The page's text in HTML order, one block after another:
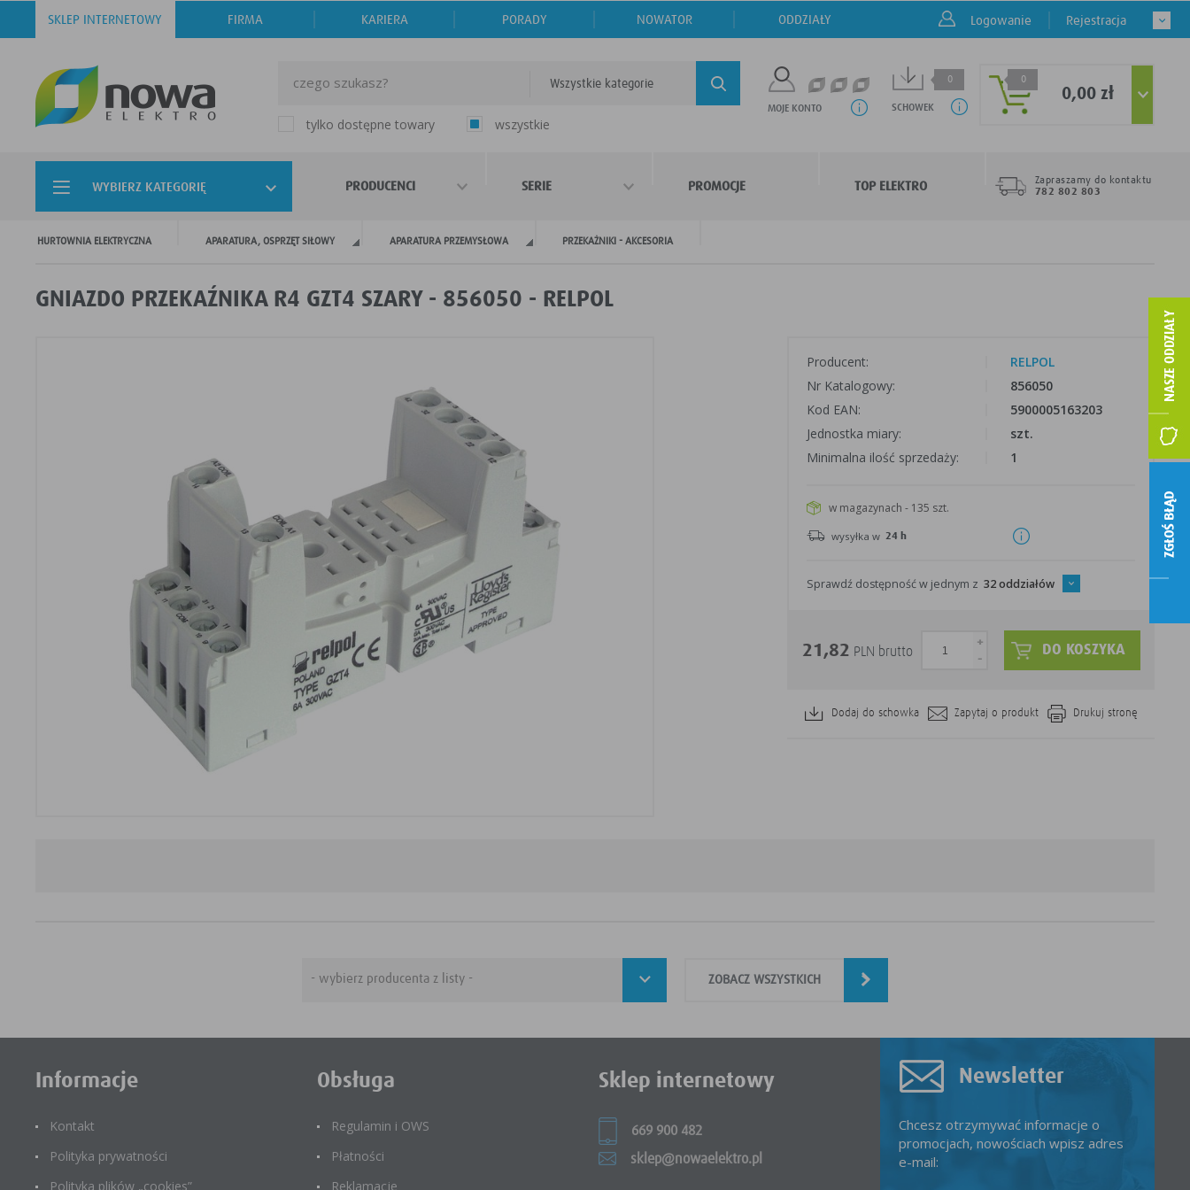
SKLEP INTERNETOWY FIRMA KARIERA PORADY NOWATOR ODDZIAŁY Logowanie Rejestracja
Wszystkie kategorie
tylko dostępne towary wszystkie
MOJE KONTO SCHOWEK
0 0
0,00 zł
WYBIERZ KATEGORIĘ PRODUCENCI SERIE PROMOCJE TOP ELEKTRO
Zapraszamy do kontaktu
782 802 803
HURTOWNIA ELEKTRYCZNA APARATURA, OSPRZĘT SIŁOWY APARATURA PRZEMYSŁOWA PRZEKAŻNIKI - AKCESORIA
GNIAZDO PRZEKAŹNIKA R4 GZT4 SZARY - 856050 - RELPOL
Producent:
RELPOL
Nr Katalogowy:
856050
Kod EAN:
5900005163203
Jednostka miary:
szt.
Minimalna ilość sprzedaży:
1
w magazynach - 135 szt.
wysyłka w 24 h
Sprawdź dostępność w jednym z32 oddziałów
21,82 PLN brutto
-
+ DO KOSZYKA
Dodaj do schowka Zapytaj o produkt Drukuj stronę
ZOBACZ WSZYSTKICH
Informacje
Kontakt
Polityka prywatności
Polityka plików „cookies”
Obsługa
Regulamin i OWS
Płatności
Reklamacje
Sklep internetowy
669 900 482
sklep@nowaelektro.pl
Newsletter
Chcesz otrzymywać informacje o
promocjach, nowościach wpisz adres
e-mail:
ZGŁOŚ BŁĄD